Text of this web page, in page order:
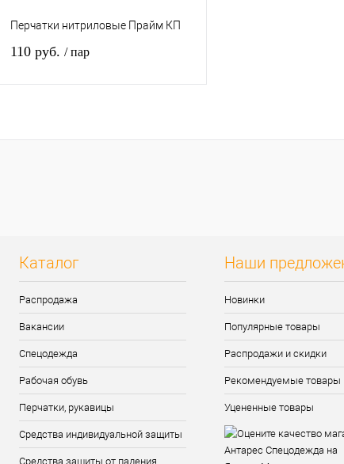
Перчатки нитриловые Прайм КП
110 руб. / пар
Каталог
Распродажа
Вакансии
Спецодежда
Рабочая обувь
Перчатки, рукавицы
Средства индивидуальной защиты
Средства защиты от падения
Наши
Новинки
Популярные товары
Распродажи и скидки
Рекомендуемые товары
Уцененные товары